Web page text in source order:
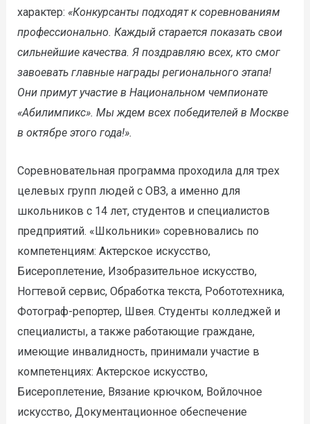
характер: «Конкурсанты подходят к соревнованиям
профессионально. Каждый старается показать свои
сильнейшие качества. Я поздравляю всех, кто смог
завоевать главные награды регионального этапа!
Они примут участие в Национальном чемпионате
«Абилимпикс». Мы ждем всех победителей в Москве
в октябре этого года!».
Соревновательная программа проходила для трех
целевых групп людей с ОВЗ, а именно для
школьников с 14 лет, студентов и специалистов
предприятий. «Школьники» соревновались по
компетенциям: Актерское искусство,
Бисероплетение, Изобразительное искусство,
Ногтевой сервис, Обработка текста, Робототехника,
Фотограф-репортер, Швея. Студенты колледжей и
специалисты, а также работающие граждане,
имеющие инвалидность, принимали участие в
компетенциях: Актерское искусство,
Бисероплетение, Вязание крючком, Войлочное
искусство, Документационное обеспечение